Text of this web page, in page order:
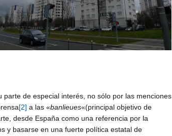
de especial interés, no sólo por las menciones
[2] a las «banlieues«(principal objetivo de
desde España como una referencia por la
y basarse en una fuerte política estatal de